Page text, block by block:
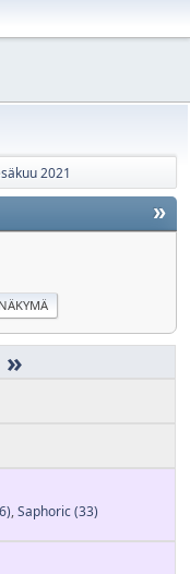
2021
»
»
,Saphoric(33)